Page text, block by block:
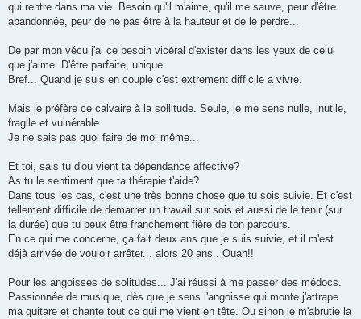
qui rentre dans ma vie. Besoin qu'il m'aime, qu'il me sauve, peur d'être
abandonnée, peur de ne pas être à la hauteur et de le perdre...
De par mon vécu j'ai ce besoin vicéral d'exister dans les yeux de celui
que j'aime. D'être parfaite, unique.
Bref... Quand je suis en couple c'est extrement difficile a vivre.
Mais je préfère ce calvaire à la sollitude. Seule, je me sens nulle, inutile,
fragile et vulnérable.
Je ne sais pas quoi faire de moi même...
Et toi, sais tu d'ou vient ta dépendance affective?
As tu le sentiment que ta thérapie t'aide?
Dans tous les cas, c'est une très bonne chose que tu sois suivie. Et c'est
tellement difficile de demarrer un travail sur sois et aussi de le tenir (sur
la durée) que tu peux être franchement fière de ton parcours.
En ce qui me concerne, ça fait deux ans que je suis suivie, et il m'est
déjà arrivée de vouloir arrêter... alors 20 ans.. Ouah!!
Pour les angoisses de solitudes... J'ai réussi à me passer des médocs.
Passionnée de musique, dès que je sens l'angoisse qui monte j'attrape
ma guitare et chante tout ce qui me vient en tête. Ou sinon je m'abrutie la